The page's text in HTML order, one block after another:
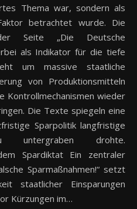
Thema war, sondern als
betrachtet wurde. Die
Seite „Die Deutsche
als Indikator für die tiefe
um massive staatliche
von Produktionsmitteln
Kontrollmechanismen wieder
Die Texte spiegeln eine
Sparpolitik langfristige
untergraben drohte.
Spardiktat Ein zentraler
Sparmaßnahmen!“ setzt
staatlicher Einsparungen
Kürzungen im…